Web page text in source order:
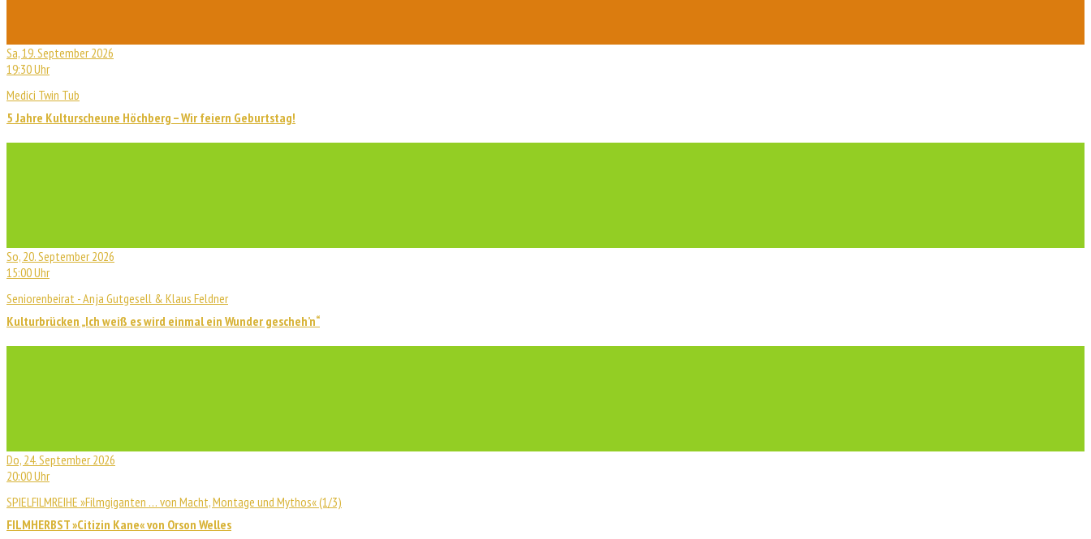
Sa, 19. September 2026
19:30 Uhr
Medici Twin Tub
5 Jahre Kulturscheune Höchberg – Wir feiern Geburtstag!
So, 20. September 2026
15:00 Uhr
Seniorenbeirat - Anja Gutgesell & Klaus Feldner
Kulturbrücken „Ich weiß es wird einmal ein Wunder gescheh’n“
Do, 24. September 2026
20:00 Uhr
SPIELFILMREIHE »Filmgiganten … von Macht, Montage und Mythos« (1/3)
FILMHERBST »Citizin Kane« von Orson Welles